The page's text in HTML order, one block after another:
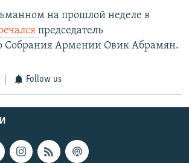
на прошлой неделе в
председатель
Собрания Армении Овик Абрамян.
Follow us